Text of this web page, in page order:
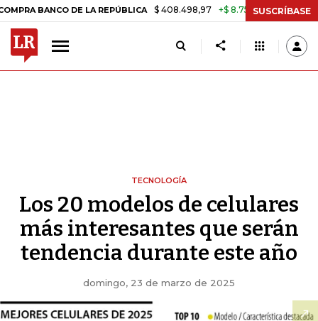
DE LA REPÚBLICA $ 408.498,97 +$ 8.753,81 +2,19% TASA DE
SUSCRÍBASE
TECNOLOGÍA
Los 20 modelos de celulares
más interesantes que serán
tendencia durante este año
domingo, 23 de marzo de 2025